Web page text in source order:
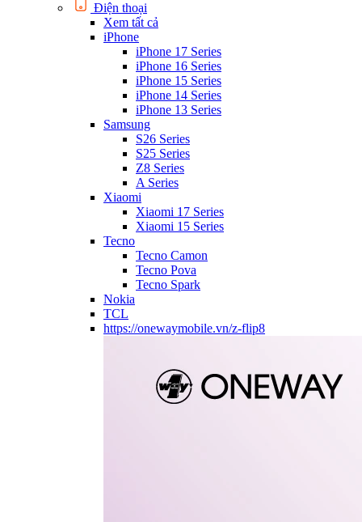
Điện thoại
Xem tất cả
iPhone
iPhone 17 Series
iPhone 16 Series
iPhone 15 Series
iPhone 14 Series
iPhone 13 Series
Samsung
S26 Series
S25 Series
Z8 Series
A Series
Xiaomi
Xiaomi 17 Series
Xiaomi 15 Series
Tecno
Tecno Camon
Tecno Pova
Tecno Spark
Nokia
TCL
https://onewaymobile.vn/z-flip8